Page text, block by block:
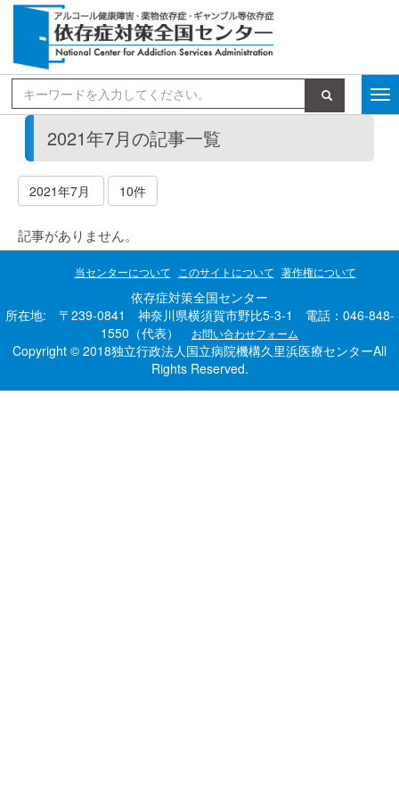
検索
2021年7月の記事一覧
2021年7月 10件
記事がありません。
当センターについて このサイトについて 著作権について
依存症対策全国センター
所在地: 〒239-0841 神奈川県横須賀市野比5-3-1 電話：046-848-
1550（代表）
お問い合わせフォーム
Copyright © 2018独立行政法人国立病院機構久里浜医療センターAll
Rights Reserved.